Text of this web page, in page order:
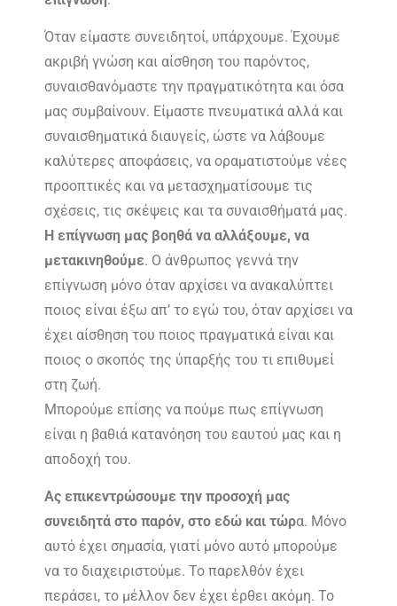
Όταν είμαστε συνειδητοί, υπάρχουμε. Έχουμε
ακριβή γνώση και αίσθηση του παρόντος,
συναισθανόμαστε την πραγματικότητα και όσα
μας συμβαίνουν. Είμαστε πνευματικά αλλά και
συναισθηματικά διαυγείς, ώστε να λάβουμε
καλύτερες αποφάσεις, να οραματιστούμε νέες
προοπτικές και να μετασχηματίσουμε τις
σχέσεις, τις σκέψεις και τα συναισθήματά μας.
Η επίγνωση μας βοηθά να αλλάξουμε, να
μετακινηθούμε. Ο άνθρωπος γεννά την
επίγνωση μόνο όταν αρχίσει να ανακαλύπτει
ποιος είναι έξω απ’ το εγώ του, όταν αρχίσει να
έχει αίσθηση του ποιος πραγματικά είναι και
ποιος ο σκοπός της ύπαρξής του τι επιθυμεί
στη ζωή.
Μπορούμε επίσης να πούμε πως επίγνωση
είναι η βαθιά κατανόηση του εαυτού μας και η
αποδοχή του.
Ας επικεντρώσουμε την προσοχή μας
συνειδητά στο παρόν, στο εδώ και τώρα. Μόνο
αυτό έχει σημασία, γιατί μόνο αυτό μπορούμε
να το διαχειριστούμε. Το παρελθόν έχει
περάσει, το μέλλον δεν έχει έρθει ακόμη. Το